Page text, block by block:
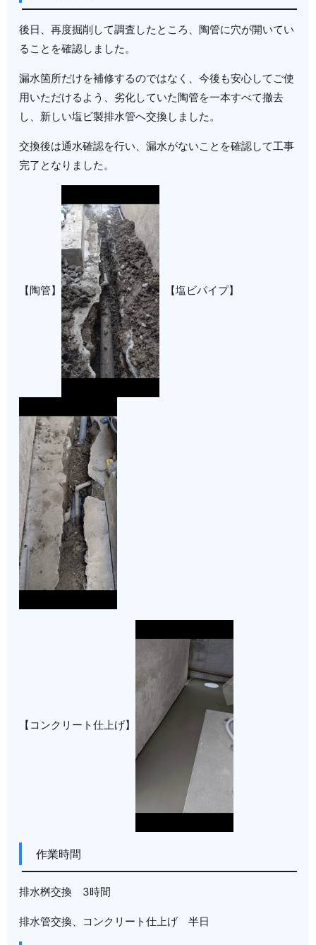
後日、再度掘削して調査したところ、陶管に穴が開いてい
ることを確認しました。
漏水箇所だけを補修するのではなく、今後も安心してご使
用いただけるよう、劣化していた陶管を一本すべて撤去
し、新しい塩ビ製排水管へ交換しました。
交換後は通水確認を行い、漏水がないことを確認して工事
完了となりました。
【陶管】 【塩ビパイプ】
【コンクリート仕上げ】
作業時間
排水桝交換 3時間
排水管交換、コンクリート仕上げ 半日